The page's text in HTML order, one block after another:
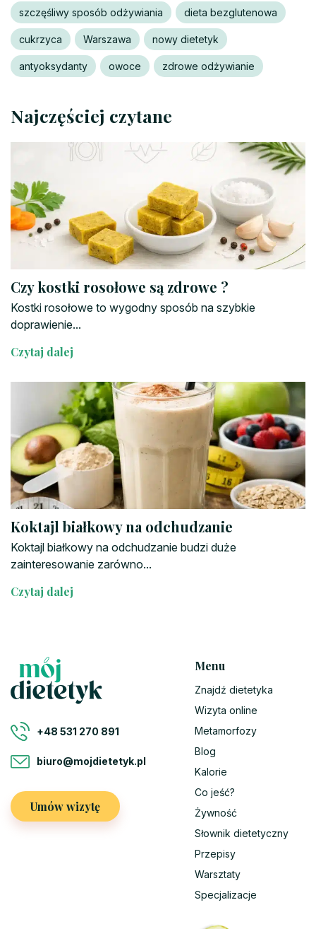
szczęśliwy sposób odżywiania dieta bezglutenowa
cukrzyca Warszawa nowy dietetyk
antyoksydanty owoce zdrowe odżywianie
Najczęściej czytane
Czy kostki rosołowe są zdrowe ?
Kostki rosołowe to wygodny sposób na szybkie
doprawienie...
Czytaj dalej
Koktajl białkowy na odchudzanie
Koktajl białkowy na odchudzanie budzi duże
zainteresowanie zarówno...
Czytaj dalej
+48 531 270 891
biuro@mojdietetyk.pl
Umów wizytę
Menu
Znajdź dietetyka
Wizyta online
Metamorfozy
Blog
Kalorie
Co jeść?
Żywność
Słownik dietetyczny
Przepisy
Warsztaty
Specjalizacje